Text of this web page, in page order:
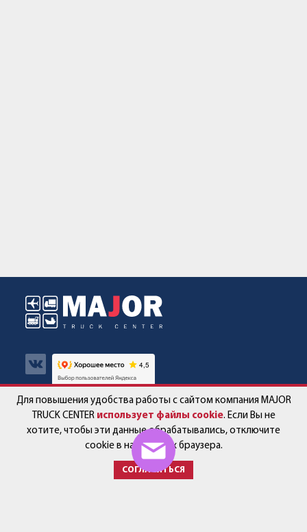
Авто в наличии
Спецпредложения
Контакты
Работа в компании
Новости
Для повышения удобства работы с сайтом компания MAJOR
TRUCK CENTER использует файлы cookie. Если Вы не
хотите, чтобы эти данные обрабатывались, отключите
cookie в настройках браузера.
СОГЛАСИТЬСЯ